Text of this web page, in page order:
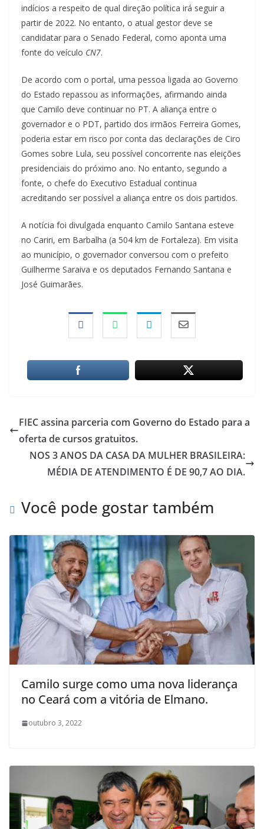
indícios a respeito de qual direção política irá seguir a
partir de 2022. No entanto, o atual gestor deve se
candidatar para o Senado Federal, como aponta uma
fonte do veículo CN7.
De acordo com o portal, uma pessoa ligada ao Governo
do Estado repassou as informações, afirmando ainda
que Camilo deve continuar no PT. A aliança entre o
governador e o PDT, partido dos irmãos Ferreira Gomes,
poderia estar em risco por conta das declarações de Ciro
Gomes sobre Lula, seu possível concorrente nas eleições
presidenciais do próximo ano. No entanto, segundo a
fonte, o chefe do Executivo Estadual continua
acreditando ser possível a aliança entre os dois partidos.
A notícia foi divulgada enquanto Camilo Santana esteve
no Cariri, em Barbalha (a 504 km de Fortaleza). Em visita
ao município, o governador conversou com o prefeito
Guilherme Saraiva e os deputados Fernando Santana e
José Guimarães.
FIEC assina parceria com Governo do Estado para a
oferta de cursos gratuitos.
NOS 3 ANOS DA CASA DA MULHER BRASILEIRA:
MÉDIA DE ATENDIMENTO É DE 90,7 AO DIA.
Você pode gostar também
Camilo surge como uma nova liderança
no Ceará com a vitória de Elmano.
outubro 3, 2022